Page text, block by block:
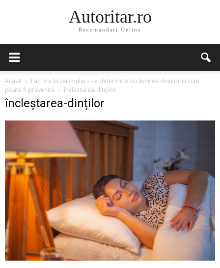
Autoritar.ro
Recomandari Online
Acasă
Factorii bruxismului – ce determină scrâșnirea dinților și cum
poate fi prevenită
încleștarea-dinților
încleștarea-dinților